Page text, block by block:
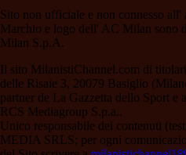
Sito non ufficiale e non connesso
Marchio e logo dell' AC Milan sono
Milan S.p.A.
Il sito MilanistiChannel.com di
delle Risaie 3, 20079 Basiglio
partner de La Gazzetta dello Sport
RCS Mediagroup S.p.a..
Unico responsabile dei contenuti
MEDIA SRLS; per ogni